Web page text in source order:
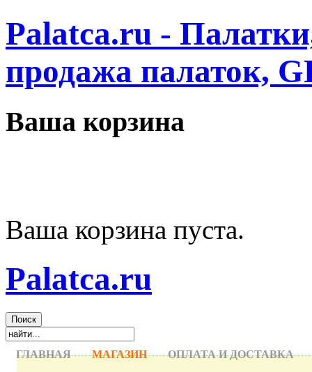
Palatca.ru -
продажа палаток,
Ваша корзина
Ваша корзина пуста.
Palatca.ru
ГЛАВНАЯ МАГАЗИН ОПЛАТА И ДОСТАВКА